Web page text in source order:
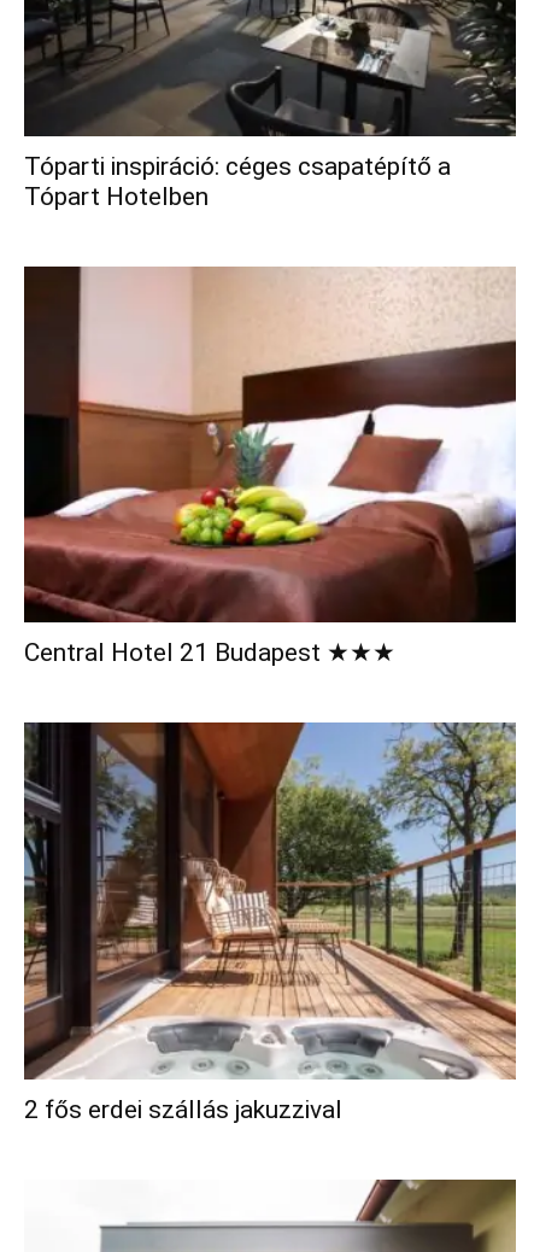
Tóparti inspiráció: céges csapatépítő a
Tópart Hotelben
Central Hotel 21 Budapest ★★★
2 fős erdei szállás jakuzzival